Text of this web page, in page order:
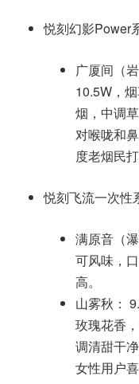
悦刻幻影Power
广厦间（
10.5W，
烟，中调
对喉咙和
度老烟民打
悦刻飞流一次性
满原音（
可风味，
高。
山雾秋：
玫瑰花香
调清甜干
女性用户喜